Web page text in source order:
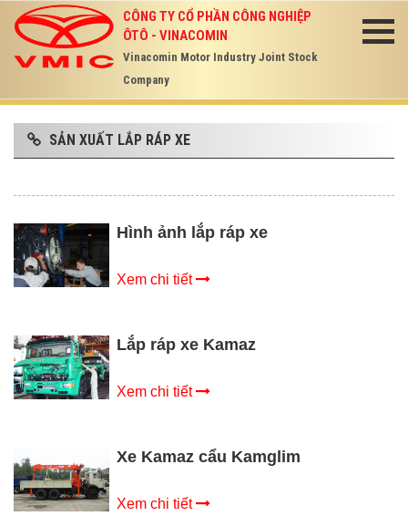
CÔNG TY CỔ PHẦN CÔNG NGHIỆP
ÔTÔ - VINACOMIN
Vinacomin Motor Industry Joint Stock
Company
SẢN XUẤT LẮP RÁP XE
Hình ảnh lắp ráp xe
Xem chi tiết
Lắp ráp xe Kamaz
Xem chi tiết
Xe Kamaz cẩu Kamglim
Xem chi tiết